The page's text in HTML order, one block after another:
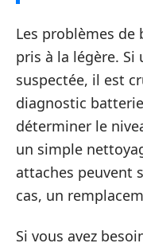
Les problèmes
pris à la légère. Si
suspectée, il est
diagnostic
déterminer le
un simple
attaches peuvent
cas, un
Si vous avez